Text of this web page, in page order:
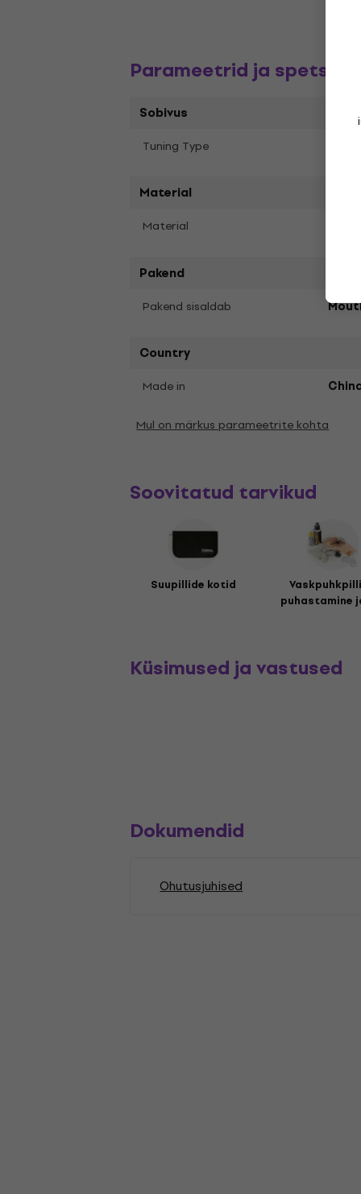
Parameetrid ja
Sobivus
Tuning Type
Material
Material
Pakend
Pakend sisaldab
Country
Made in
Mul on märkus parameetrite kohta
Soovitatud tarvikud
Suupillide kotid
puhastamine
Küsimused ja vastused
Dokumendid
Ohutusjuhised